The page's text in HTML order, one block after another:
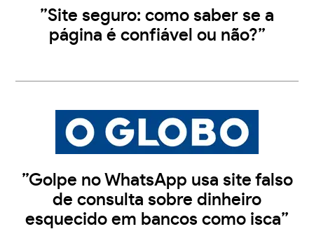
”Site seguro: como saber se a
página é confiável ou não?”
”Golpe no WhatsApp usa site falso
de consulta sobre dinheiro
esquecido em bancos como isca”